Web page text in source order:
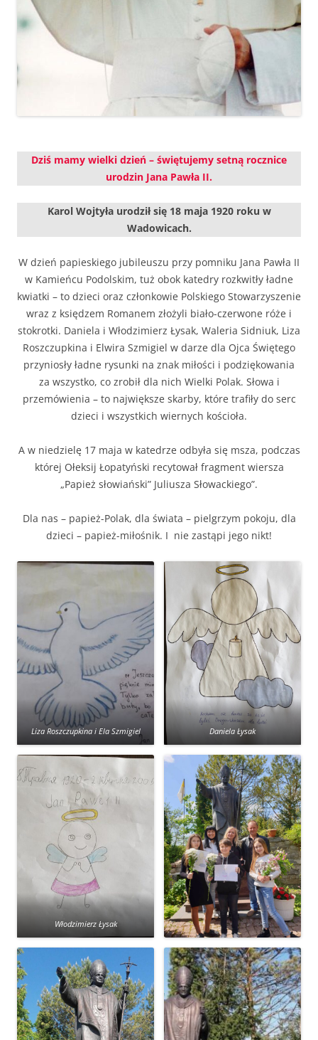
Dziś mamy wielki dzień – świętujemy setną rocznice
urodzin Jana Pawła II.
Karol Wojtyła urodził się 18 maja 1920 roku w
Wadowicach.
W dzień papieskiego jubileuszu przy pomniku Jana Pawła II
w Kamieńcu Podolskim, tuż obok katedry rozkwitły ładne
kwiatki – to dzieci oraz członkowie Polskiego Stowarzyszenie
wraz z księdzem Romanem złożyli biało-czerwone róże i
stokrotki. Daniela i Włodzimierz Łysak, Waleria Sidniuk, Liza
Roszczupkina i Elwira Szmigiel w darze dla Ojca Świętego
przyniosły ładne rysunki na znak miłości i podziękowania
za wszystko, co zrobił dla nich Wielki Polak. Słowa i
przemówienia – to największe skarby, które trafiły do serc
dzieci i wszystkich wiernych kościoła.
A w niedzielę 17 maja w katedrze odbyła się msza, podczas
której Ołeksij Łopatyński recytował fragment wiersza
„Papież słowiański” Juliusza Słowackiego”.
Dla nas – papież-Polak, dla świata – pielgrzym pokoju, dla
dzieci – papież-miłośnik. I nie zastąpi jego nikt!
Liza Roszczupkina i Ela Szmigiel Daniela Łysak
Włodzimierz Łysak